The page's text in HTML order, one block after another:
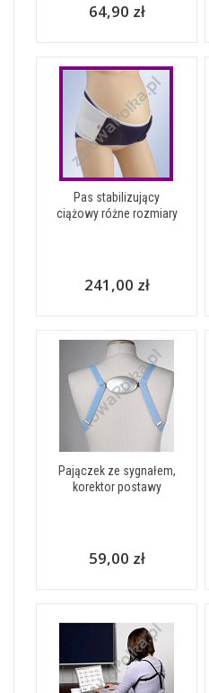
64,90 zł
Pas stabilizujący
ciążowy różne rozmiary
241,00 zł
Pajączek ze sygnałem,
korektor postawy
59,00 zł